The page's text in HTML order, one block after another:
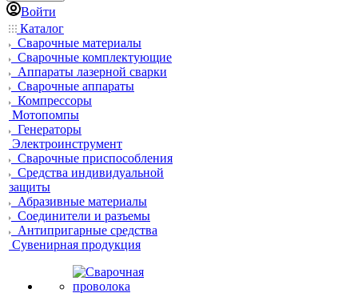
Войти
Каталог
Сварочные материалы
Сварочные комплектующие
Аппараты лазерной сварки
Сварочные аппараты
Компрессоры
Мотопомпы
Генераторы
Электроинструмент
Сварочные приспособления
Средства индивидуальной
защиты
Абразивные материалы
Соединители и разъемы
Антипригарные средства
Сувенирная продукция